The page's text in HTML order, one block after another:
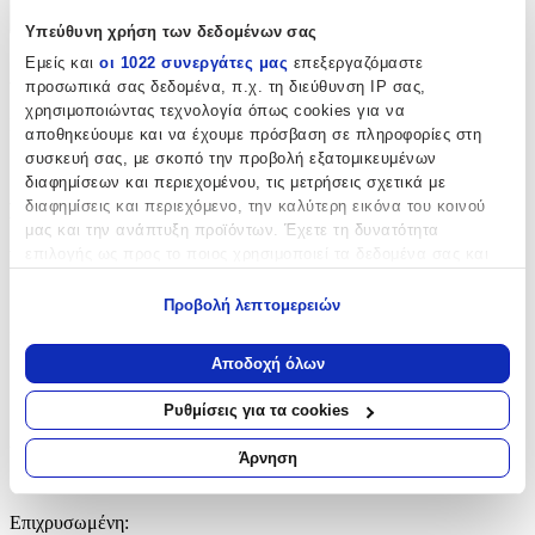
Υπεύθυνη χρήση των δεδομένων σας
Εμείς και οι 1022 συνεργάτες μας επεξεργαζόμαστε
προσωπικά σας δεδομένα, π.χ. τη διεύθυνση IP σας,
χρησιμοποιώντας τεχνολογία όπως cookies για να
αποθηκεύουμε και να έχουμε πρόσβαση σε πληροφορίες στη
συσκευή σας, με σκοπό την προβολή εξατομικευμένων
διαφημίσεων και περιεχομένου, τις μετρήσεις σχετικά με
διαφημίσεις και περιεχόμενο, την καλύτερη εικόνα του κοινού
μας και την ανάπτυξη προϊόντων. Έχετε τη δυνατότητα
Να συλλέξουμε πληροφορίες σχετικά με τη γεωγραφική
σας τοποθεσία, οι οποίες μπορεί να είναι ακριβείς σε
απόσταση μερικών μέτρων
Να αναγνωρίσουμε τη συσκευή σας σαρώνοντας ενεργά
για συγκεκριμένα χαρακτηριστικά (δακτυλικό αποτύπωμα)
Μάθετε περισσότερα σχετικά με τον τρόπο επεξεργασίας των
προσωπικών σας δεδομένων και καθορίστε τις προτιμήσεις σας
στηνενότητα “Λεπτομέρειες”
Προβολή λεπτομερειών
Αποδοχή όλων
Ρυθμίσεις για τα cookies
Άρνηση
Χαρακτηριστικά
Κατασκευαστής
OEM
Βασικά Χαρακτηριστικά
14
Δίχρωμη:
Όχι
Επιχρυσωμένη: